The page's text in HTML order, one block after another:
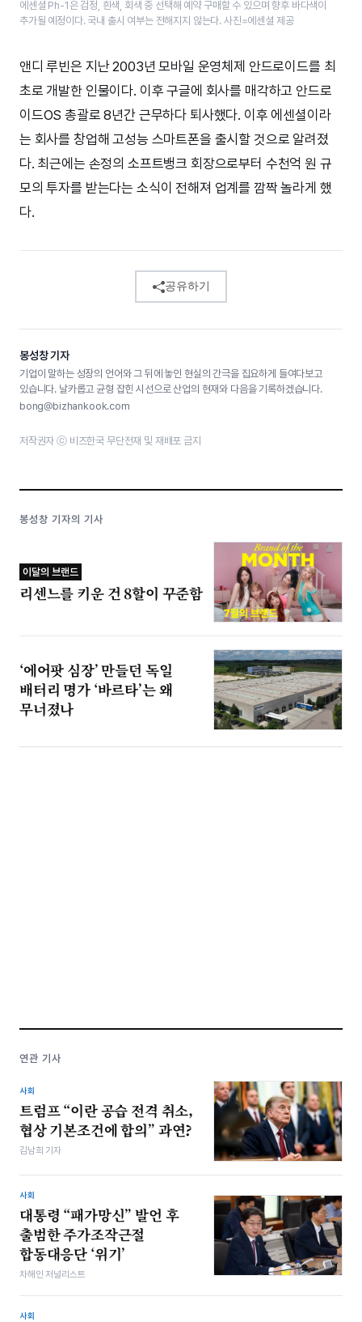
에센셜 Ph-1은 검정, 흰색, 회색 중 선택해 예약 구매할 수 있으며 향후 바다색이
추가될 예정이다. 국내 출시 여부는 전해지지 않는다. 사진=에센셜 제공
앤디 루빈은 지난 2003년 모바일 운영체제 안드로이드를 최
초로 개발한 인물이다. 이후 구글에 회사를 매각하고 안드로
이드OS 총괄로 8년간 근무하다 퇴사했다. 이후 에센셜이라
는 회사를 창업해 고성능 스마트폰을 출시할 것으로 알려졌
다. 최근에는 손정의 소프트뱅크 회장으로부터 수천억 원 규
모의 투자를 받는다는 소식이 전해져 업계를 깜짝 놀라게 했
다.
공유하기
봉성창 기자
기업이 말하는 성장의 언어와 그 뒤에 놓인 현실의 간극을 집요하게 들여다보고
있습니다. 날카롭고 균형 잡힌 시선으로 산업의 현재와 다음을 기록하겠습니다.
bong@bizhankook.com
저작권자 ⓒ 비즈한국 무단전재 및 재배포 금지
봉성창 기자의 기사
이달의 브랜드
리센느를 키운 건 8할이 꾸준함
‘에어팟 심장’ 만들던 독일
배터리 명가 ‘바르타’는 왜
무너졌나
연관 기사
사회
트럼프 “이란 공습 전격 취소,
협상 기본조건에 합의” 과연?
김남희 기자
사회
대통령 “패가망신” 발언 후
출범한 주가조작근절
합동대응단 ‘위기’
차해인 저널리스트
사회